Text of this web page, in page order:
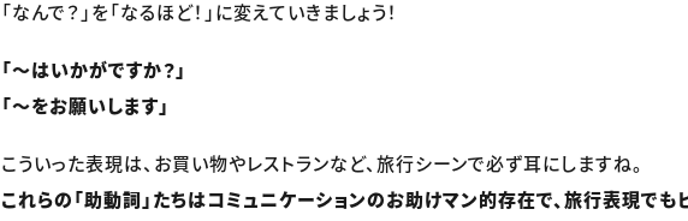
「なんで？」を「なるほど！」に変えていきましょう！
「〜はいかがですか？」
「〜をお願いします」
こういった表現は、お買い物やレストランなど、旅行シーンで必ず耳にしますね。
これらの「助動詞」たちはコミュニケーションのお助けマン的存在で、旅行表現で